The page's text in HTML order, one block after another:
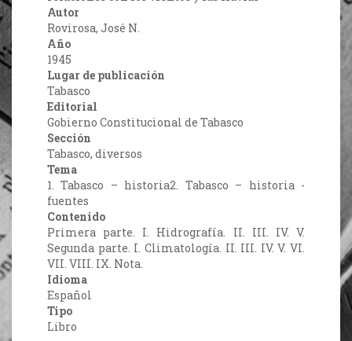
Autor
Rovirosa, José N.
Año
1945
Lugar de publicación
Tabasco
Editorial
Gobierno Constitucional de Tabasco
Sección
Tabasco, diversos
Tema
1. Tabasco – historia2. Tabasco – historia -
fuentes
Contenido
Primera parte. I. Hidrografía. II. III. IV. V.
Segunda parte. I. Climatología. II. III. IV. V. VI.
VII. VIII. IX. Nota.
Idioma
Español
Tipo
Libro